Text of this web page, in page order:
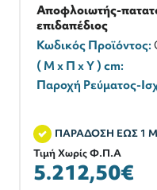
Αποφλοιωτής-
επιδαπέδιος
Κωδικός Προϊόντος:
( M x Π x Y ) cm:
Παροχή Ρεύματος-
ΠΑΡΑΔΟΣΗ ΕΩΣ 1
Τιμή Χωρίς Φ.Π.Α
5.212,50€